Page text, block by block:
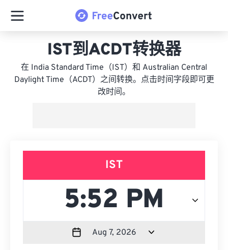
IST到ACDT转换器
在 India Standard Time（IST）和 Australian Central
Daylight Time（ACDT）之间转换。点击时间字段即可更
改时间。
IST